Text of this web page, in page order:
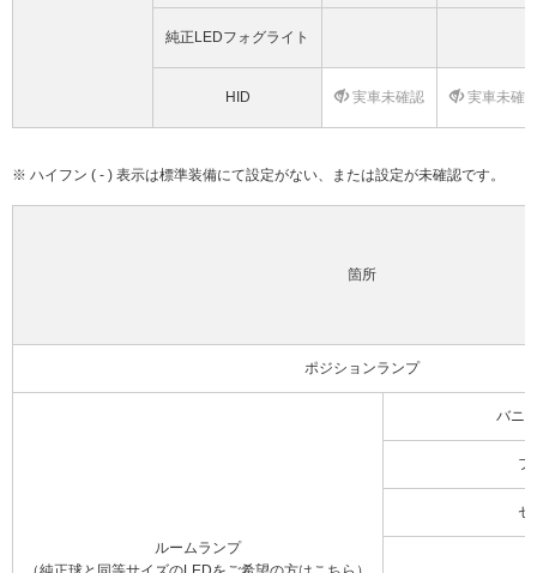
純正LEDフォグライト
HID 実車未確認 実車未確
※ ハイフン ( - ) 表示は標準装備にて設定がない、または設定が未確認です。
箇所
ポジションランプ
ルームランプ
バニ
フ
セ